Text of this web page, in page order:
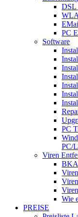
DSL
PC
Software
PC
PC/
Viren
BKA
Wie
PREISE